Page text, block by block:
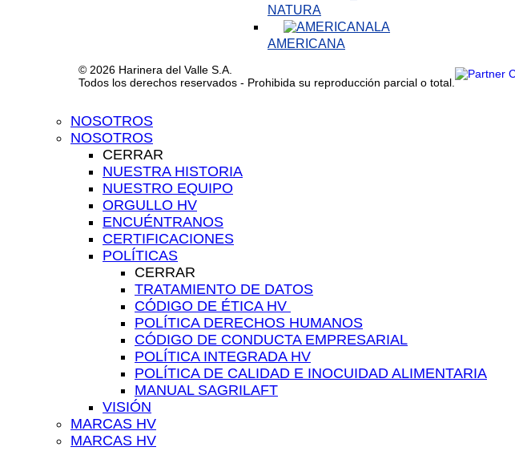
NATURA
LA
AMERICANA
© 2026 Harinera del Valle S.A.
Todos los derechos reservados - Prohibida su reproducción parcial o total.
NOSOTROS
NOSOTROS
CERRAR
NUESTRA HISTORIA
NUESTRO EQUIPO
ORGULLO HV
ENCUÉNTRANOS
CERTIFICACIONES
POLÍTICAS
CERRAR
TRATAMIENTO DE DATOS
CÓDIGO DE ÉTICA HV ​
POLÍTICA DERECHOS HUMANOS
CÓDIGO DE CONDUCTA EMPRESARIAL​
POLÍTICA INTEGRADA HV
POLÍTICA DE CALIDAD E INOCUIDAD ALIMENTARIA
MANUAL SAGRILAFT
VISIÓN
MARCAS HV
MARCAS HV